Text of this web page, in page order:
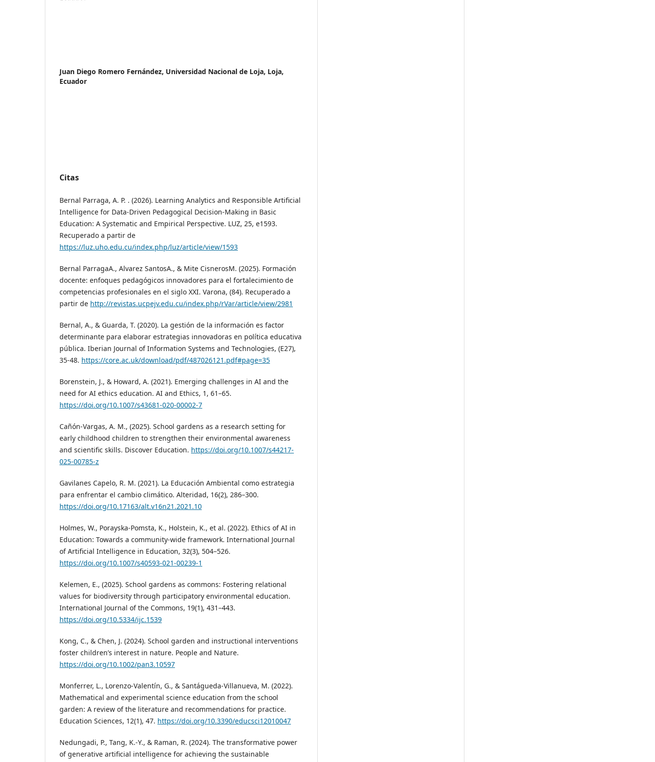
Juan Diego Romero Fernández, Universidad Nacional de Loja, Loja,
Ecuador
Citas
Bernal Parraga, A. P. . (2026). Learning Analytics and Responsible Artificial
Intelligence for Data-Driven Pedagogical Decision-Making in Basic
Education: A Systematic and Empirical Perspective. LUZ, 25, e1593.
Recuperado a partir de
https://luz.uho.edu.cu/index.php/luz/article/view/1593
Bernal ParragaA., Alvarez SantosA., & Mite CisnerosM. (2025). Formación
docente: enfoques pedagógicos innovadores para el fortalecimiento de
competencias profesionales en el siglo XXI. Varona, (84). Recuperado a
partir de http://revistas.ucpejv.edu.cu/index.php/rVar/article/view/2981
Bernal, A., & Guarda, T. (2020). La gestión de la información es factor
determinante para elaborar estrategias innovadoras en política educativa
pública. Iberian Journal of Information Systems and Technologies, (E27),
35-48. https://core.ac.uk/download/pdf/487026121.pdf#page=35
Borenstein, J., & Howard, A. (2021). Emerging challenges in AI and the
need for AI ethics education. AI and Ethics, 1, 61–65.
https://doi.org/10.1007/s43681-020-00002-7
Cañón-Vargas, A. M., (2025). School gardens as a research setting for
early childhood children to strengthen their environmental awareness
and scientific skills. Discover Education. https://doi.org/10.1007/s44217-
025-00785-z
Gavilanes Capelo, R. M. (2021). La Educación Ambiental como estrategia
para enfrentar el cambio climático. Alteridad, 16(2), 286–300.
https://doi.org/10.17163/alt.v16n21.2021.10
Holmes, W., Porayska-Pomsta, K., Holstein, K., et al. (2022). Ethics of AI in
Education: Towards a community-wide framework. International Journal
of Artificial Intelligence in Education, 32(3), 504–526.
https://doi.org/10.1007/s40593-021-00239-1
Kelemen, E., (2025). School gardens as commons: Fostering relational
values for biodiversity through participatory environmental education.
International Journal of the Commons, 19(1), 431–443.
https://doi.org/10.5334/ijc.1539
Kong, C., & Chen, J. (2024). School garden and instructional interventions
foster children’s interest in nature. People and Nature.
https://doi.org/10.1002/pan3.10597
Monferrer, L., Lorenzo-Valentín, G., & Santágueda-Villanueva, M. (2022).
Mathematical and experimental science education from the school
garden: A review of the literature and recommendations for practice.
Education Sciences, 12(1), 47. https://doi.org/10.3390/educsci12010047
Nedungadi, P., Tang, K.-Y., & Raman, R. (2024). The transformative power
of generative artificial intelligence for achieving the sustainable